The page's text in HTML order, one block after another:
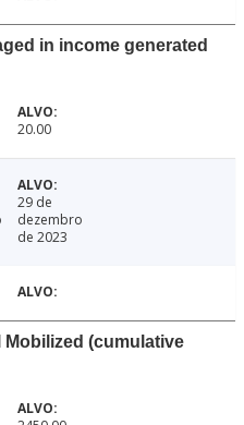
in income generated
20.00
29 de
dezembro
de 2023
Mobilized (cumulative